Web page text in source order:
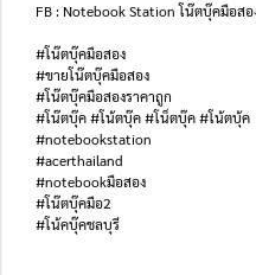
FB : Notebook Station โน๊ตบุ๊คมือสอ
#โน๊ตบุ๊คมือสอง
#ขายโน๊ตบุ๊คมือสอง
#โน๊ตบุ๊คมือสองราคาถูก
#โน๊ตบุ๊ค #โน้ตบุ๊ค #โน็ตบุ๊ค #โน้ตบุ้ค
#notebookstation
#acerthailand
#notebookมือสอง
#โน๊ตบุ๊คมือ2
#โน้คบุ๊คชลบุรี